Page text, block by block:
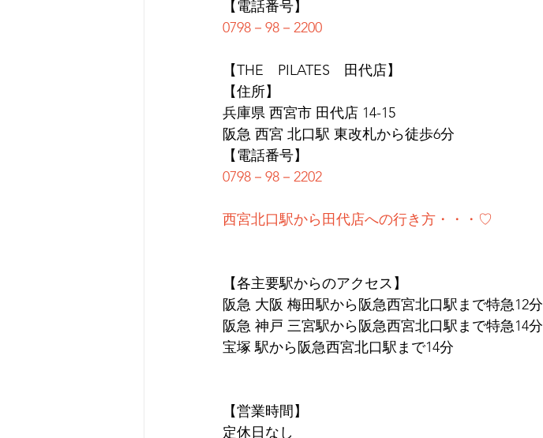
【電話番号】
0798－98－2200
【THE　PILATES　田代店】
【住所】
兵庫県 西宮市 田代店 14-15
阪急 西宮 北口駅 東改札から徒歩6分
【電話番号】
0798－98－2202
西宮北口駅から田代店への行き方・・・♡
【各主要駅からのアクセス】
阪急 大阪 梅田駅から阪急西宮北口駅まで特急12分
阪急 神戸 三宮駅から阪急西宮北口駅まで特急14分
宝塚 駅から阪急西宮北口駅まで14分
【営業時間】
定休日なし